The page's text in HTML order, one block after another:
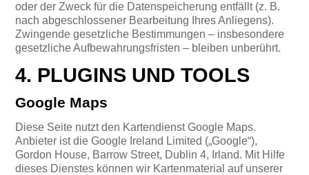
oder der Zweck für die Datenspeicherung entfällt (z. B.
nach abgeschlossener Bearbeitung Ihres Anliegens).
Zwingende gesetzliche Bestimmungen – insbesondere
gesetzliche Aufbewahrungsfristen – bleiben unberührt.
4. PLUGINS UND TOOLS
Google Maps
Diese Seite nutzt den Kartendienst Google Maps.
Anbieter ist die Google Ireland Limited („Google“),
Gordon House, Barrow Street, Dublin 4, Irland. Mit Hilfe
dieses Dienstes können wir Kartenmaterial auf unserer